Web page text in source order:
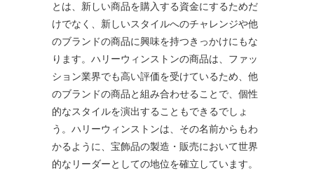
とは、新しい商品を購入する資金にするためだ
けでなく、新しいスタイルへのチャレンジや他
のブランドの商品に興味を持つきっかけにもな
ります。ハリーウィンストンの商品は、ファッ
ション業界でも高い評価を受けているため、他
のブランドの商品と組み合わせることで、個性
的なスタイルを演出することもできるでしょ
う。ハリーウィンストンは、その名前からもわ
かるように、宝飾品の製造・販売において世界
的なリーダーとしての地位を確立しています。